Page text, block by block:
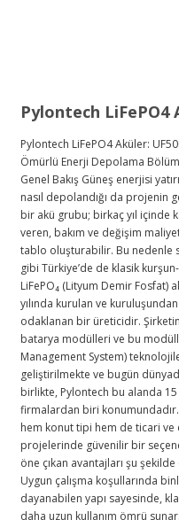
Pylontech LiFePO4 Aküler: UF5000, UP5000 ve Force H3 ile Uzun Ömürlü Enerji Depolama Bölüm 1 – Pylontech ve LiFePO4 Teknolojisine Genel Bakış Güneş enerjisi yatırımlarında panel seçimi kadar, enerjinin nasıl depolandığı da projenin gerçek ömrünü belirler. Yanlış seçilmiş bir akü grubu; birkaç yıl içinde kapasitesi düşen, inverter ile sık sık hata veren, bakım ve değişim maliyetiyle yatırımın geri dönüşünü bozan bir tablo oluşturabilir. Bu nedenle son yıllarda dünya genelinde olduğu gibi Türkiye’de de klasik kurşun-asit ve jel aküler yerini büyük ölçüde LiFePO₄ (Lityum Demir Fosfat) akülere bırakmaktadır. Pylontech, 2009 yılında kurulan ve kuruluşundan itibaren enerji depolama sistemlerine odaklanan bir üreticidir. Şirketin temel uzmanlık alanı LiFePO₄ hücreler, batarya modülleri ve bu modülleri yöneten gelişmiş BMS (Battery Management System) teknolojileridir. LiFePO₄ kimyası 1990’lardan beri geliştirilmekte ve bugün dünyada birden fazla köklü üretici bulunmakla birlikte, Pylontech bu alanda 15 yılı aşkın süredir çalışan öncü firmalardan biri konumundadır. Bu uzun süreli odaklanma, markayı hem konut tipi hem de ticari ve endüstriyel enerji depolama projelerinde güvenilir bir seçenek hâline getirir. LiFePO₄ teknolojisinin öne çıkan avantajları şu şekilde özetlenebilir: • Yüksek çevrim ömrü: Uygun çalışma koşullarında binlerce şarj/deşarj döngüsüne dayanabilen yapı sayesinde, klasik kurşun-asit ve jel akülere göre çok daha uzun kullanım ömrü sunar. • Yüksek deşarj derinliği (DoD): Pylontech’in güncel serilerinde %95’e kadar DoD desteği, aynı nominal kapasitede daha fazla kullanılabilir enerji anlamına gelir. • Güvenlik: LiFePO₄ kimyası, NMC/NCA gibi otomotiv lityumlarına göre termal olarak daha stabildir; yangın ve patlama riski ciddi oranda düşüktür. • Düşük bakım ihtiyacı: Hafıza etkisinin olmaması ve doğru BMS yönetimi sayesinde, düzenli derin deşarj döngülerine uyumlu, uzun ömürlü ve bakım yükü düşük sistemler kurulabilir. • Kararlı performans: Geniş sıcaklık aralığında ve yıllar boyunca daha az kapasite kaybı ile çalışarak enerji depolama tarafında öngörülebilir bir performans sağlar. Bölüm 2 – UF5000 ve UP5000: Türkiye Pazarının Temel Modülleri Türkiye’de konut, villa, bağ evi ve küçük ticari uygulamalarda en sık kullanılan Pylontech modelleri arasında UF5000 ve UP5000 yer almaktadır. Her iki model de 48 V sınıfında, 19" rack uyumlu, LiFePO₄ kimyası üzerine kurulu modüllerdir. Dahili BMS yapısı, RS485 ve CAN tabanlı haberleşme arayüzleri ve yüksek deşarj derinliği ile modern hibrit ve off-grid inverter sistemleri için güçlü bir temel oluştururlar. Pylontech UF5000 – 5,12 kWh, %95 DoD, 6000+ Çevrim Sınıfı Pylontech UF5000, 48 V sistemler için tasarlanmış, yaklaşık 5,12 kWh enerji kapasitesine sahip yeni nesil bir LiFePO₄ akü modülüdür. Özellikle yüksek akım dayanımı, genişletilebilir yapısı ve güncel Pylontech haberleşme protokolünü desteklemesiyle öne çıkar. Temel teknik özellikler özetle şöyledir: • Nominal gerilim: 51,2 VDC • Nominal enerji: 5,12 kWh (5120 Wh) • Kullanılabilir enerji: Yaklaşık 4,86 kWh – %95 DoD seviyesinde • Kimya: LiFePO₄ (LFP) • Önerilen şarj/deşarj akımı: 100 A • Maksimum sürekli şarj/deşarj akımı: 100 A (uygun sıcaklık aralıklarında) • Kısa süreli (dakikalar mertebesinde) daha yüksek akım desteği ve ani yük değişimlerinde invertere yardımcı olan yapı • Derin deşarj (DoD): %95’e kadar güvenli çalışma • Çevrim ömrü: Uygun şartlarda 6000+ çevrim ve yaklaşık 15 yıllık tasarım ömrü • Modüler genişleme: Tek grupta 20 adede kadar modül ile onlarca kWh’lik kapasiteye ölçeklenme imkânı • Haberleşme: RS485 ve CAN arayüzleri ile hibrit/off-grid inverterlerle doğrudan BMS haberleşmesi UF5000, günlük olarak sık şarj-deşarj olan; ev, villa veya küçük işletme projelerinde hem yüksek kullanılabilir kapasite hem de uzun çevrim ömrü ile toplam sahip olma maliyetini düşüren dengeli bir çözüm sunar. Pylontech UP5000 – 4,8 kWh, %95 DoD, 4500+ Çevrim Sınıfı Pylontech UP5000, 48 V gerilim seviyesinde çalışan, yaklaşık 4,8 kWh enerji kapasitesine sahip bir LiFePO₄ akü modülüdür. Özellikle fiyat/performans dengesi ve modüler yapısı sayesinde konut ve küçük işyeri uygulamalarında yaygın olarak tercih edilir. Temel teknik özellikleri şu şekilde özetlenebilir: • Nominal gerilim: 48 VDC • Nominal enerji: 4,8 kWh (4800 Wh) • Kullanılabilir enerji: Yaklaşık 4,56 kWh – %95 DoD seviyesinde • Kimya: LiFePO₄ (LFP) • Önerilen şarj/deşarj akımı: 50 A • Derin deşarj (DoD): %95’e kadar güvenli çalışma • Çevrim ömrü: Uygun şartlarda 4500+ çevrim ve 10 yılın üzerinde tasarım ömrü • Modüler genişleme: Birden fazla modülün paralel bağlanabilmesi sayesinde 10–30 kWh aralığına kademeli büyüme imkânı • Haberleşme: RS485 ve CAN ile birçok